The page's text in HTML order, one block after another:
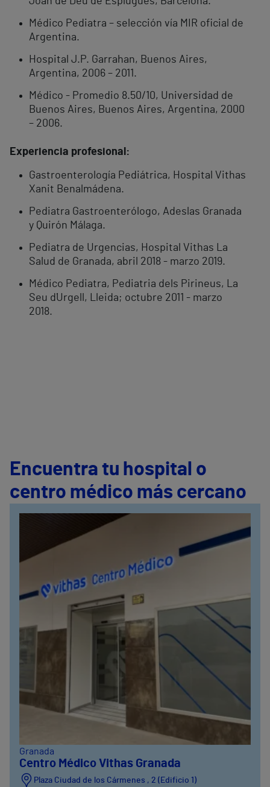
Médico Pediatra – selección vía MIR oficial de
Argentina.
Hospital J.P. Garrahan, Buenos Aires,
Argentina, 2006 – 2011.
Médico - Promedio 8.50/10, Universidad de
Buenos Aires, Buenos Aires, Argentina, 2000
– 2006.
Experiencia profesional:
Gastroenterología Pediátrica, Hospital Vithas
Xanit Benalmádena.
Pediatra Gastroenterólogo, Adeslas Granada
y Quirón Málaga.
Pediatra de Urgencias, Hospital Vithas La
Salud de Granada, abril 2018 - marzo 2019.
Médico Pediatra, Pediatria dels Pirineus, La
Seu d´Urgell, Lleida; octubre 2011 - marzo
2018.
Encuentra tu hospital o
centro médico más cercano
Granada
Centro Médico Vithas Granada
Plaza Ciudad de los Cármenes , 2 (Edificio 1)